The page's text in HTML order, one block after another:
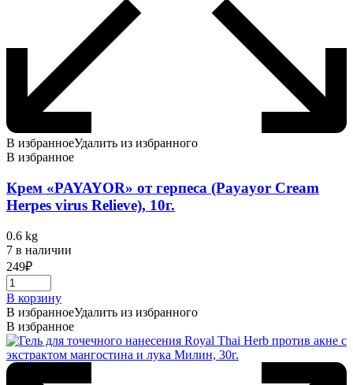
В избранноеУдалить из избранного
В избранное
Крем «PAYAYOR» от герпеса (Payayor Cream
Herpes virus Relieve), 10г.
0.6 kg
7 в наличии
249₽
В корзину
В избранноеУдалить из избранного
В избранное